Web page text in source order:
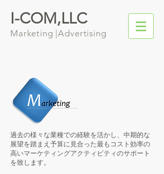
I-COM,LLC
Marketing |Advertising
過去の様々な業種での経験を活かし、中期的な
展望を踏まえ予算に見合った最もコスト効率の
高いマーケティングアクティビティのサポート
を致します。